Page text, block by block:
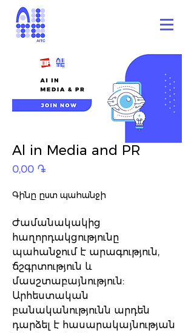
Al in Media and PR
0,00 ֏Price
Գինը ըստ պահանջի
Ժամանակակից
հաղորդակցությունը
պահանջում է արագություն,
ճշգրտություն և
մասշտաբայնություն:
Արհեստական
բանականությունն արդեն
դարձել է հասարակայնության